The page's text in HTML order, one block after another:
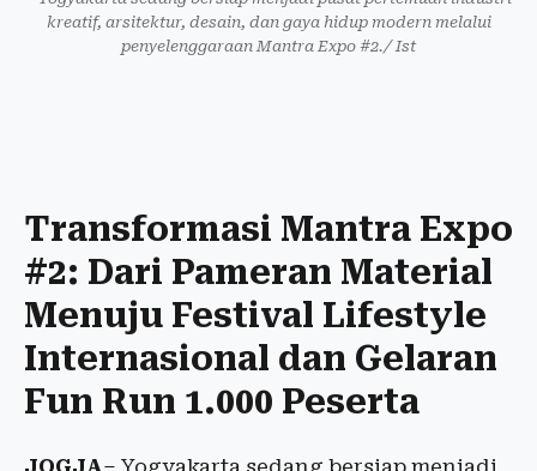
kreatif, arsitektur, desain, dan gaya hidup modern melalui
penyelenggaraan Mantra Expo #2./ Ist
Transformasi Mantra Expo
#2: Dari Pameran Material
Menuju Festival Lifestyle
Internasional dan Gelaran
Fun Run 1.000 Peserta
JOGJA– Yogyakarta sedang bersiap menjadi